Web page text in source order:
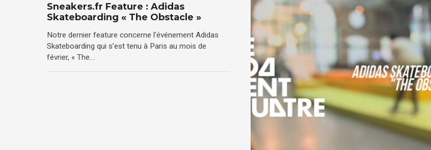
Sneakers.fr Feature : Adidas
Skateboarding « The Obstacle »
Notre dernier feature concerne l’événement Adidas
Skateboarding qui s’est tenu à Paris au mois de
février, « The…